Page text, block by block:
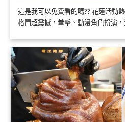
這是我可以免費看的嗎?? 花蓮活動
格鬥超震撼，拳擊、動漫角色扮演